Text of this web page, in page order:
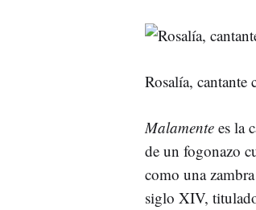
Rosalía, cantante
Malamente es la
de un fogonazo
como una
siglo XIV,